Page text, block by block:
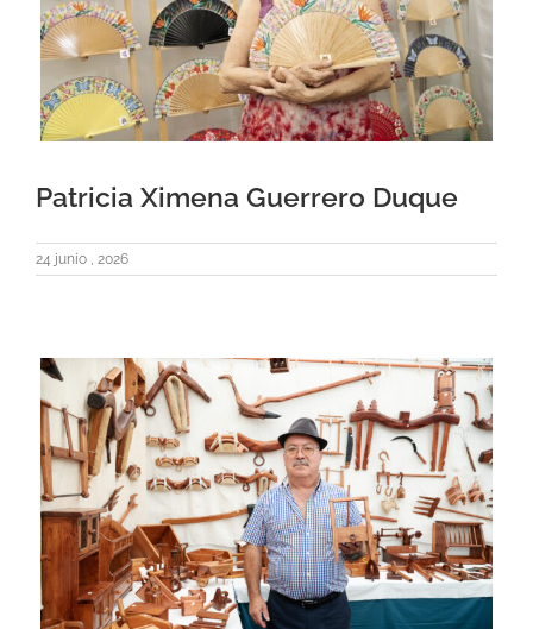
Patricia Ximena Guerrero Duque
24 junio , 2026